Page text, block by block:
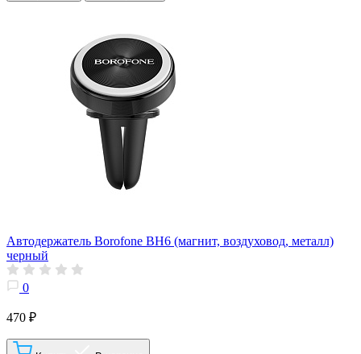
Автодержатель Borofone BH6 (магнит, воздуховод, металл)
черный
0
470 ₽